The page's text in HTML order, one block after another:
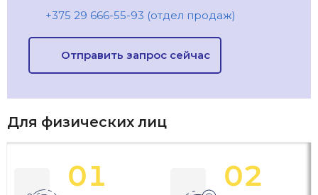
+375 29 666-55-93 (отдел продаж)
Отправить запрос сейчас
Для физических лиц
01 02